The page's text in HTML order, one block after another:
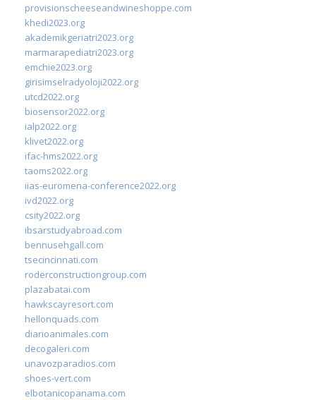
provisionscheeseandwineshoppe.com
khedi2023.org
akademikgeriatri2023.org
marmarapediatri2023.org
emchie2023.org
girisimselradyoloji2022.org
utcd2022.org
biosensor2022.org
ialp2022.org
klivet2022.org
ifac-hms2022.org
taoms2022.org
iias-euromena-conference2022.org
ivd2022.org
csity2022.org
ibsarstudyabroad.com
bennusehgall.com
tsecincinnati.com
roderconstructiongroup.com
plazabatai.com
hawkscayresort.com
hellonquads.com
diarioanimales.com
decogaleri.com
unavozparadios.com
shoes-vert.com
elbotanicopanama.com